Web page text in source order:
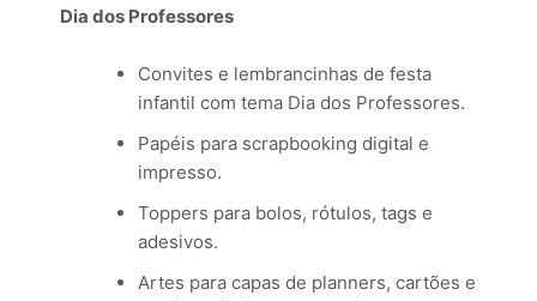
Dia dos Professores
Convites e lembrancinhas de festa
infantil com tema Dia dos Professores.
Papéis para scrapbooking digital e
impresso.
Toppers para bolos, rótulos, tags e
adesivos.
Artes para capas de planners, cartões e